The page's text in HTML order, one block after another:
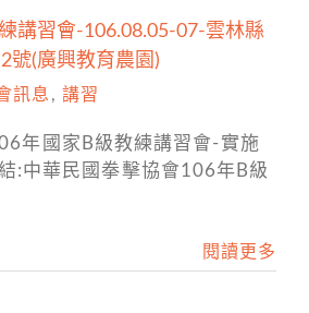
講習會-106.08.05-07-雲林縣
號(廣興教育農園)
訊息 , 講習
年國家B級教練講習會-實施
:中華民國拳擊協會106年B級
閱讀更多